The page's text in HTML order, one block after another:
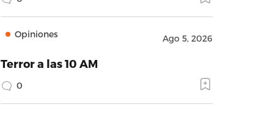
Opiniones Ago 5, 2026
Terror a las 10 AM
0